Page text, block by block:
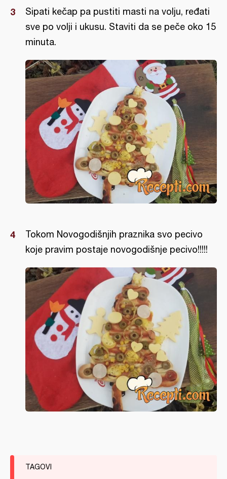
Sipati kečap pa pustiti masti na volju, ređati
sve po volji i ukusu. Staviti da se peče oko 15
minuta.
Tokom Novogodišnjih praznika svo pecivo
koje pravim postaje novogodišnje pecivo!!!!!
TAGOVI